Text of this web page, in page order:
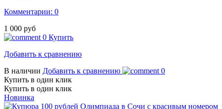
Комментарии: 0
1 000 руб
0 Купить
Добавить к сравнению
В наличии Добавить к сравнению
0
Купить в один клик
Купить в один клик
Новинка